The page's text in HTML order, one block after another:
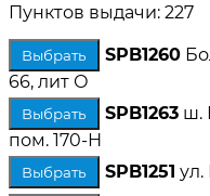
Пунктов выдачи: 227
Выбрать SPB1260
66, лит О
Выбрать SPB1263 ш.
пом. 170-Н
Выбрать SPB1251 ул.